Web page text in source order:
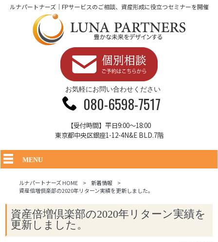
ルナパートナーズ｜FPサービスのご相談、資産形成に役立つセミナーを開催
お気軽にお問い合わせください
080-6598-7517
【受付時間】平日9:00～18:00
東京都中央区銀座1-12-4N&E BLD.7階
MENU
ルナパートナーズ HOME > 新着情報
>
資産倍増倶楽部の2020年リターン実績を更新しました。
資産倍増倶楽部の2020年リターン実績を
更新しました。